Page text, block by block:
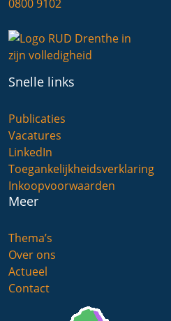
0800 9102
Snelle links
Publicaties
Vacatures
LinkedIn
Toegankelijkheidsverklaring
Inkoopvoorwaarden
Meer
Thema’s
Over ons
Actueel
Contact